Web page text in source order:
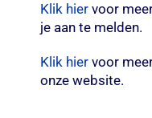
Klik hiervoor
je aan te melden.
Klik hiervoor
onze website.